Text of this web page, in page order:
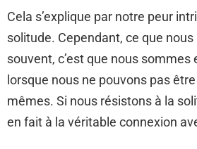
Cela s’explique par notre peur
solitude. Cependant, ce que
souvent, c’est que nous sommes
lorsque nous ne pouvons pas
mêmes. Si nous résistons à la
en fait à la véritable connexion